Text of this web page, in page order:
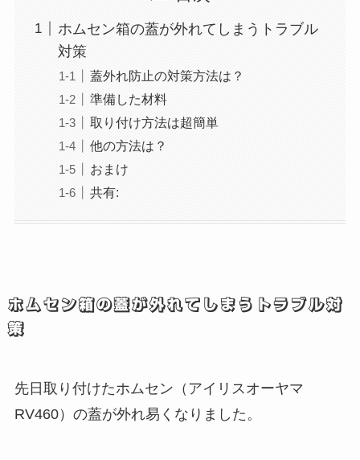
ホムセン箱の蓋が外れてしまうトラブル
対策
蓋外れ防止の対策方法は？
準備した材料
取り付け方法は超簡単
他の方法は？
おまけ
共有:
ホムセン箱の蓋が外れてしまうトラブル対
策
先日取り付けたホムセン（アイリスオーヤマ
RV460）の蓋が外れ易くなりました。